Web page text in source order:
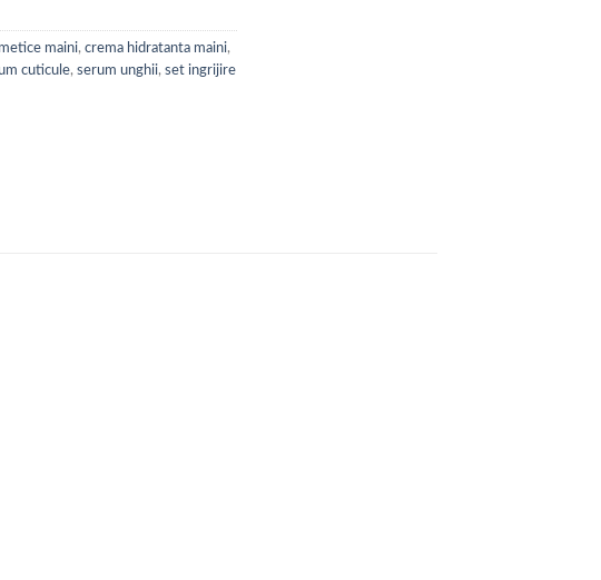
maini, crema hidratanta maini,
cuticule, serum unghii, set ingrijire